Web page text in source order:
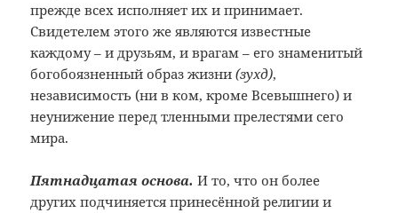
прежде всех исполняет их и принимает.
Свидетелем этого же являются известные
каждому – и друзьям, и врагам – его знаменитый
богобоязненный образ жизни(зухд),
независимость (ни в ком, кроме Всевышнего) и
неунижение перед тленными прелестями сего
мира.
Пятнадцатая основа.И то, что он более
других подчиняется принесённой религии и